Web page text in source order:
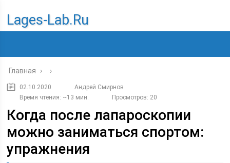
Lages-Lab.ru
Главная › ›
02.10.2020
Андрей Смирнов
Время чтения: ~13 мин.
Просмотров: 20
Когда после лапароскопии
можно заниматься спортом:
упражнения